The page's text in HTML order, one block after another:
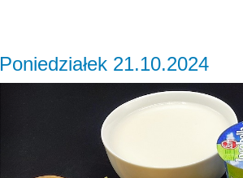
Poniedziałek 21.10.2024